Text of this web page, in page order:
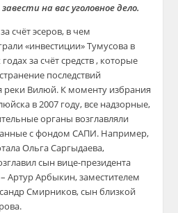
на вас уголовное дело.
счёт эсеров, в чем
«инвестиции» Тумусова в
за счёт средств , которые
последствий
реки Вилюй. К моменту избрания
в 2007 году, все надзорные,
органы возглавляли
с фондом САПИ. Например,
Ольга Саргыдаева,
сын вице-президента
Артур Арбыкин, заместителем
Смирников, сын близкой